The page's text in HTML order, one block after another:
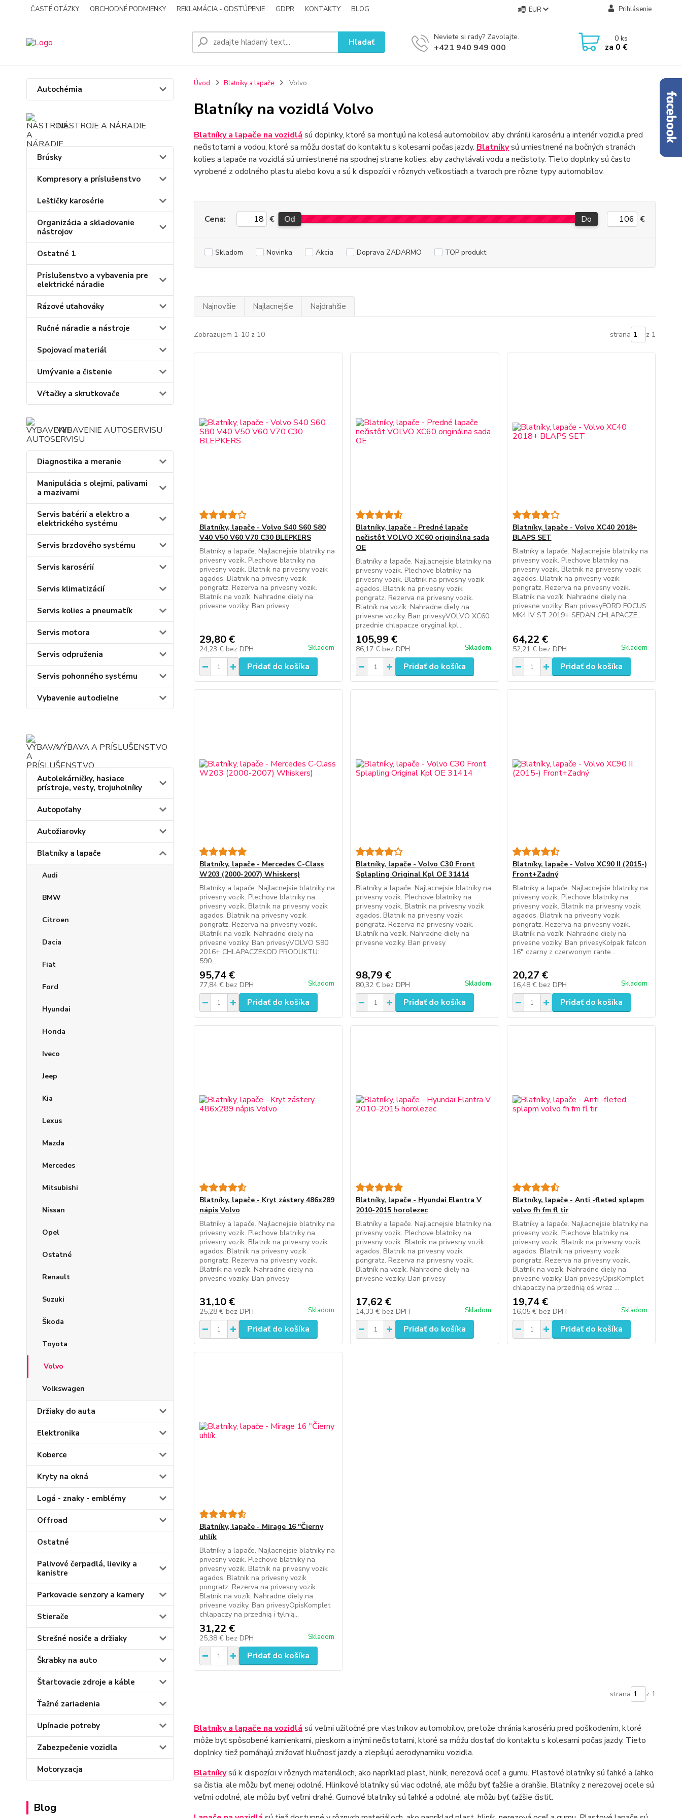
ČASTÉ OTÁZKY OBCHODNÉ PODMIENKY REKLAMÁCIA - ODSTÚPENIE GDPR KONTAKTY BLOG EUR Prihlásenie
Hľadať Neviete si rady? Zavolajte.
+421 940 949 000
0ks
za 0 €
Autochémia
NÁSTROJE A NÁRADIE
Brúsky
Kompresory a príslušenstvo
Leštičky karosérie
Organizácia a skladovanie
nástrojov
Ostatné 1
Príslušenstvo a vybavenia pre
elektrické náradie
Rázové uťahováky
Ručné náradie a nástroje
Spojovací materiál
Umývanie a čistenie
Vŕtačky a skrutkovače
VYBAVENIE AUTOSERVISU
Diagnostika a meranie
Manipulácia s olejmi, palivami
a mazivami
Servis batérií a elektro a
elektrického systému
Servis brzdového systému
Servis karosérií
Servis klimatizácií
Servis kolies a pneumatík
Servis motora
Servis odpruženia
Servis pohonného systému
Vybavenie autodielne
VÝBAVA A PRÍSLUŠENSTVO
Autolekárničky, hasiace
prístroje, vesty, trojuholníky
Autopoťahy
Autožiarovky
Blatníky a lapače
Audi
BMW
Citroen
Dacia
Fiat
Ford
Hyundai
Honda
Iveco
Jeep
Kia
Lexus
Mazda
Mercedes
Mitsubishi
Nissan
Opel
Ostatné
Renault
Suzuki
Škoda
Toyota
Volvo
Volkswagen
Držiaky do auta
Elektronika
Koberce
Kryty na okná
Logá - znaky - emblémy
Offroad
Ostatné
Palivové čerpadlá, lieviky a
kanistre
Parkovacie senzory a kamery
Stierače
Strešné nosiče a držiaky
Škrabky na auto
Štartovacie zdroje a káble
Ťažné zariadenia
Upínacie potreby
Zabezpečenie vozidla
Motoryzacja
Blog
Úvod Blatníky a lapače Volvo
Blatníky na vozidlá Volvo
Blatníky a lapače na vozidlá sú doplnky, ktoré sa montujú na kolesá automobilov, aby chránili karosériu a interiér vozidla pred
nečistotami a vodou, ktoré sa môžu dostať do kontaktu s kolesami počas jazdy. Blatníkysú umiestnené na bočných stranách
kolies a lapače na vozidlá sú umiestnené na spodnej strane kolies, aby zachytávali vodu a nečistoty. Tieto doplnky sú často
vyrobené z odolného plastu alebo kovu a sú k dispozícii v rôznych veľkostiach a tvaroch pre rôzne typy automobilov.
Cena: € Od Do €
Skladom Novinka Akcia Doprava ZADARMO TOP produkt
Najnovšie Najlacnejšie Najdrahšie
Zobrazujem 1-10 z 10 strana z 1
Blatníky, lapače - Volvo S40 S60 S80
V40 V50 V60 V70 C30 BLEPKERS
Blatníky a lapače. Najlacnejsie blatniky na
privesny vozik. Plechove blatniky na
privesny vozik. Blatnik na privesny vozik
agados. Blatnik na privesny vozik
pongratz. Rezerva na privesny vozik.
Blatník na vozík. Nahradne diely na
privesne voziky. Ban privesy
29,80 €
24,23 € bez DPH Skladom
Pridať do košíka
Blatníky, lapače - Predné lapače
nečistôt VOLVO XC60 originálna sada
OE
Blatníky a lapače. Najlacnejsie blatniky na
privesny vozik. Plechove blatniky na
privesny vozik. Blatnik na privesny vozik
agados. Blatnik na privesny vozik
pongratz. Rezerva na privesny vozik.
Blatník na vozík. Nahradne diely na
privesne voziky. Ban privesyVOLVO XC60
przednie chlapacze oryginal kpl...
105,99 €
86,17 € bez DPH Skladom
Pridať do košíka
Blatníky, lapače - Volvo XC40 2018+
BLAPS SET
Blatníky a lapače. Najlacnejsie blatniky na
privesny vozik. Plechove blatniky na
privesny vozik. Blatnik na privesny vozik
agados. Blatnik na privesny vozik
pongratz. Rezerva na privesny vozik.
Blatník na vozík. Nahradne diely na
privesne voziky. Ban privesyFORD FOCUS
MK4 IV ST 2019+ SEDAN CHLAPACZE...
64,22 €
52,21 € bez DPH Skladom
Pridať do košíka
Blatníky, lapače - Mercedes C-Class
W203 (2000-2007) Whiskers)
Blatníky a lapače. Najlacnejsie blatniky na
privesny vozik. Plechove blatniky na
privesny vozik. Blatnik na privesny vozik
agados. Blatnik na privesny vozik
pongratz. Rezerva na privesny vozik.
Blatník na vozík. Nahradne diely na
privesne voziky. Ban privesyVOLVO S90
2016+ CHLAPACZEKOD PRODUKTU:
590...
95,74 €
77,84 € bez DPH Skladom
Pridať do košíka
Blatníky, lapače - Volvo C30 Front
Splapling Original Kpl OE 31414
Blatníky a lapače. Najlacnejsie blatniky na
privesny vozik. Plechove blatniky na
privesny vozik. Blatnik na privesny vozik
agados. Blatnik na privesny vozik
pongratz. Rezerva na privesny vozik.
Blatník na vozík. Nahradne diely na
privesne voziky. Ban privesy
98,79 €
80,32 € bez DPH Skladom
Pridať do košíka
Blatníky, lapače - Volvo XC90 II (2015-)
Front+Zadný
Blatníky a lapače. Najlacnejsie blatniky na
privesny vozik. Plechove blatniky na
privesny vozik. Blatnik na privesny vozik
agados. Blatnik na privesny vozik
pongratz. Rezerva na privesny vozik.
Blatník na vozík. Nahradne diely na
privesne voziky. Ban privesyKołpak falcon
16" czarny z czerwonym rante...
20,27 €
16,48 € bez DPH Skladom
Pridať do košíka
Blatníky, lapače - Kryt zástery 486x289
nápis Volvo
Blatníky a lapače. Najlacnejsie blatniky na
privesny vozik. Plechove blatniky na
privesny vozik. Blatnik na privesny vozik
agados. Blatnik na privesny vozik
pongratz. Rezerva na privesny vozik.
Blatník na vozík. Nahradne diely na
privesne voziky. Ban privesy
31,10 €
25,28 € bez DPH Skladom
Pridať do košíka
Blatníky, lapače - Hyundai Elantra V
2010-2015 horolezec
Blatníky a lapače. Najlacnejsie blatniky na
privesny vozik. Plechove blatniky na
privesny vozik. Blatnik na privesny vozik
agados. Blatnik na privesny vozik
pongratz. Rezerva na privesny vozik.
Blatník na vozík. Nahradne diely na
privesne voziky. Ban privesy
17,62 €
14,33 € bez DPH Skladom
Pridať do košíka
Blatníky, lapače - Anti -fleted splapm
volvo fh fm fl tir
Blatníky a lapače. Najlacnejsie blatniky na
privesny vozik. Plechove blatniky na
privesny vozik. Blatnik na privesny vozik
agados. Blatnik na privesny vozik
pongratz. Rezerva na privesny vozik.
Blatník na vozík. Nahradne diely na
privesne voziky. Ban privesyOpisKomplet
chlapaczy na przednią oś wraz ...
19,74 €
16,05 € bez DPH Skladom
Pridať do košíka
Blatníky, lapače - Mirage 16 "Čierny
uhlík
Blatníky a lapače. Najlacnejsie blatniky na
privesny vozik. Plechove blatniky na
privesny vozik. Blatnik na privesny vozik
agados. Blatnik na privesny vozik
pongratz. Rezerva na privesny vozik.
Blatník na vozík. Nahradne diely na
privesne voziky. Ban privesyOpisKomplet
chlapaczy na przednią i tylnią...
31,22 €
25,38 € bez DPH Skladom
Pridať do košíka
strana z 1
Blatníky a lapače na vozidlá sú veľmi užitočné pre vlastníkov automobilov, pretože chránia karosériu pred poškodením, ktoré
môže byť spôsobené kamienkami, pieskom a inými nečistotami, ktoré sa môžu dostať do kontaktu s kolesami počas jazdy. Tieto
doplnky tiež pomáhajú znižovať hlučnosť jazdy a zlepšujú aerodynamiku vozidla.
Blatníkysú k dispozícii v rôznych materiáloch, ako napríklad plast, hliník, nerezová oceľ a gumu. Plastové blatníky sú ľahké a ľahko
sa čistia, ale môžu byť menej odolné. Hliníkové blatníky sú viac odolné, ale môžu byť ťažšie a drahšie. Blatníky z nerezovej ocele sú
veľmi odolné, ale môžu byť veľmi drahé. Gumové blatníky sú ľahké a odolné, ale môžu byť ťažšie čistiť.